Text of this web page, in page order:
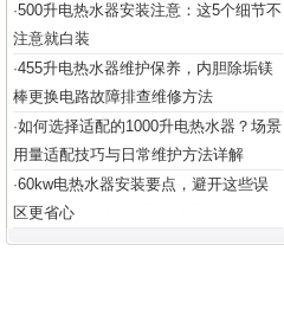
·500升电热水器安装注意：这5个细节不
注意就白装
·455升电热水器维护保养，内胆除垢镁
棒更换电路故障排查维修方法
·如何选择适配的1000升电热水器？场景
用量适配技巧与日常维护方法详解
·60kw电热水器安装要点，避开这些误
区更省心